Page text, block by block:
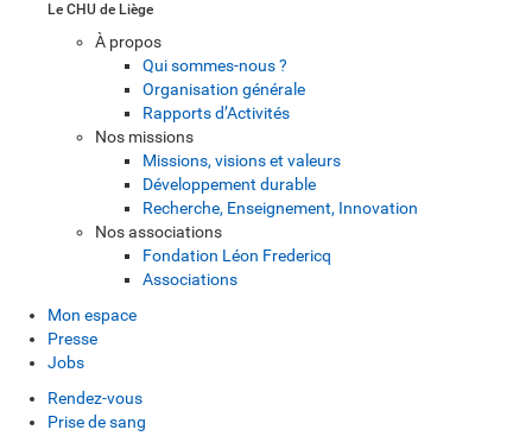
Le CHU de Liège
À propos
Qui sommes-nous ?
Organisation générale
Rapports d’Activités
Nos missions
Missions, visions et valeurs
Développement durable
Recherche, Enseignement, Innovation
Nos associations
Fondation Léon Fredericq
Associations
Mon espace
Presse
Jobs
Rendez-vous
Prise de sang